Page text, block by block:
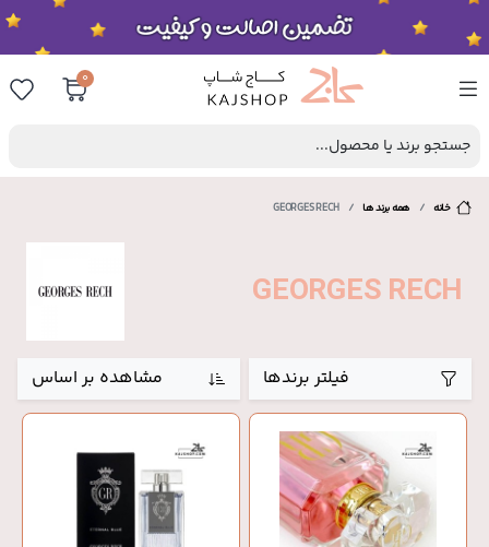
0
جستجو برند یا محصول...
خانه همه برند ها GEORGES RECH
GEORGES RECH
فیلتر برندها مشاهده بر اساس